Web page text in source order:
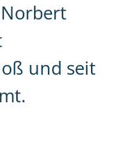
und seit